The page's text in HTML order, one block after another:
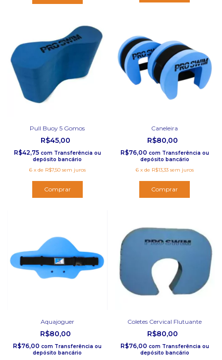
Pull Buoy 5 Gomos
R$45,00
R$42,75 com Transferência ou
depósito bancário
6 x de R$7,50 sem juros
Comprar
Caneleira
R$80,00
R$76,00 com Transferência ou
depósito bancário
6 x de R$13,33 sem juros
Comprar
Aquajoguer
R$80,00
R$76,00com Transferência ou
depósito bancário
Coletes Cervical Flutuante
R$80,00
R$76,00 com Transferência ou
depósito bancário